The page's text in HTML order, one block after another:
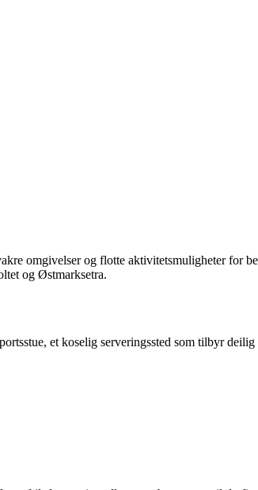
omgivelser og flotte aktivitetsmuligheter for
og Østmarksetra.
et koselig serveringssted som tilbyr